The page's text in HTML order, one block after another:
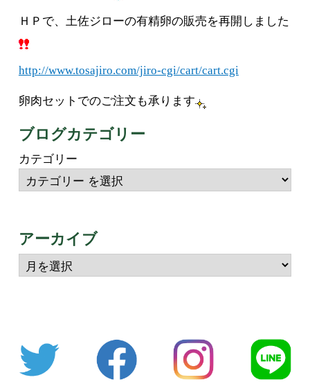
ＨＰで、土佐ジローの有精卵の販売を再開しました
http://www.tosajiro.com/jiro-cgi/cart/cart.cgi
卵肉セットでのご注文も承ります
ブログカテゴリー
カテゴリー
アーカイブ